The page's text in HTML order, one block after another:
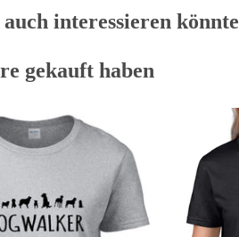
interessieren könnte
gekauft haben